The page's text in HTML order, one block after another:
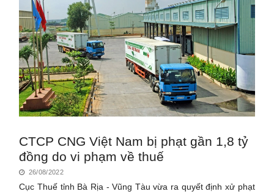
CTCP CNG Việt Nam bị phạt gần 1,8 tỷ
đồng do vi phạm về thuế
26/08/2022
Cục Thuế tỉnh Bà Rịa - Vũng Tàu vừa ra quyết định xử phạt